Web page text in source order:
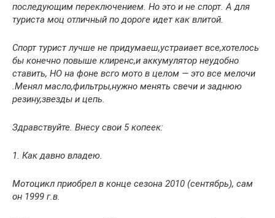
последующим переключением. Но это и не спорт. А для
туриста моц отличный по дороге идет как влитой.
Спорт турист лучше не придумаеш,устраиает все,хотелось
бы конечно повыше клиренс,и аккумулятор неудобно
ставить, НО на фоне всго мото в целом — это все мелочи
.Менял масло,фильтры,нужно менять свечи и заднюю
резину,звезды и цепь.
Здравствуйте. Внесу свои 5 копеек:
1. Как давно владею.
Мотоцикл приобрел в конце сезона 2010 (сентябрь), сам
он 1999 г.в.